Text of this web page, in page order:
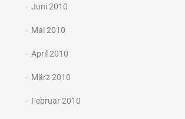
Juni 2010
Mai 2010
April 2010
März 2010
Februar 2010